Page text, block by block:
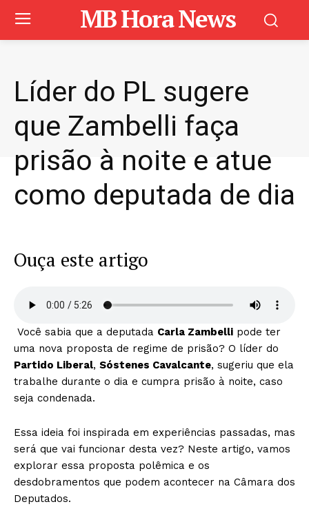
MB Hora News
Líder do PL sugere
que Zambelli faça
prisão à noite e atue
como deputada de dia
Ouça este artigo
Você sabia que a deputada Carla Zambelli pode ter
uma nova proposta de regime de prisão? O líder do
Partido Liberal, Sóstenes Cavalcante, sugeriu que ela
trabalhe durante o dia e cumpra prisão à noite, caso
seja condenada.
Essa ideia foi inspirada em experiências passadas, mas
será que vai funcionar desta vez? Neste artigo, vamos
explorar essa proposta polêmica e os
desdobramentos que podem acontecer na Câmara dos
Deputados.